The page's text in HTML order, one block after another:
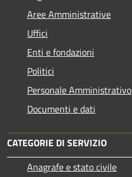
Aree Amministrative
Uffici
Enti e fondazioni
Politici
Personale Amministrativo
Documenti e dati
CATEGORIE DI SERVIZIO
Anagrafe e stato civile